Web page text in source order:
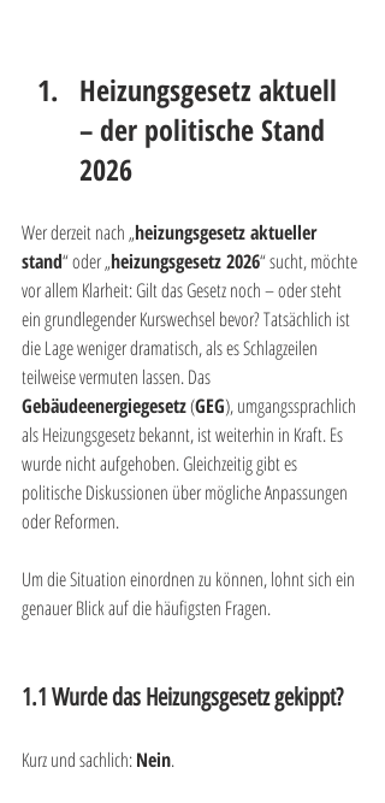
Heizungsgesetz aktuell
– der politische Stand
2026
Wer derzeit nach „heizungsgesetz aktueller
stand“ oder „heizungsgesetz 2026“ sucht, möchte
vor allem Klarheit: Gilt das Gesetz noch – oder steht
ein grundlegender Kurswechsel bevor? Tatsächlich ist
die Lage weniger dramatisch, als es Schlagzeilen
teilweise vermuten lassen. Das
Gebäudeenergiegesetz (GEG), umgangssprachlich
als Heizungsgesetz bekannt, ist weiterhin in Kraft. Es
wurde nicht aufgehoben. Gleichzeitig gibt es
politische Diskussionen über mögliche Anpassungen
oder Reformen.
Um die Situation einordnen zu können, lohnt sich ein
genauer Blick auf die häufigsten Fragen.
1.1 Wurde das Heizungsgesetz gekippt?
Kurz und sachlich: Nein.